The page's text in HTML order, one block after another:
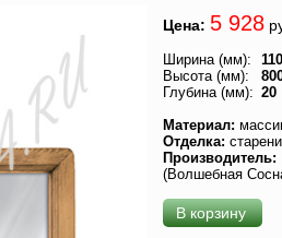
Цена: 5 928
Ширина (мм):
Высота (мм):
Глубина (мм): 20
Материал:
Отделка:
Производитель:
(Волшебная
В корзину